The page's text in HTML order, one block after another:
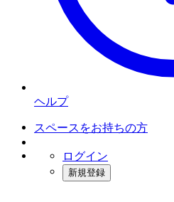
ヘルプ
スペースをお持ちの方
ログイン
新規登録